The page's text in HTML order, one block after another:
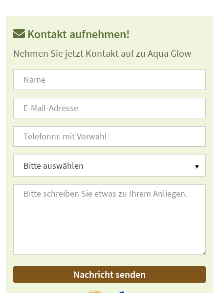
Kontakt aufnehmen!
Nehmen Sie jetzt Kontakt auf zu Aqua Glow
Nachricht senden